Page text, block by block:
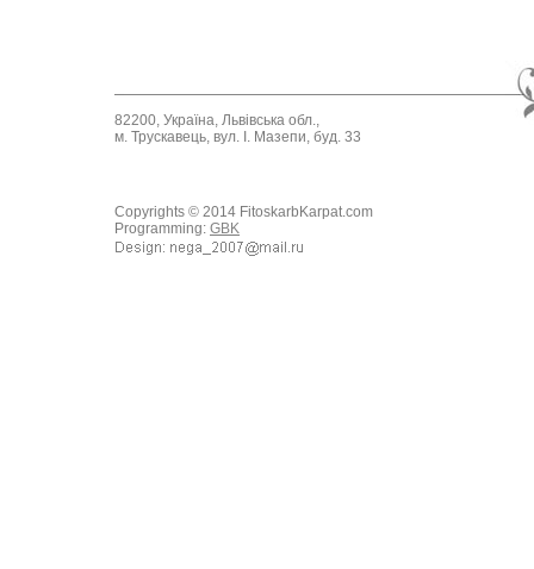
82200, Україна, Львівська обл.,
м. Трускавець, вул. І. Мазепи, буд. 33
Copyrights © 2014 FitoskarbKarpat.com
Programming: GBK